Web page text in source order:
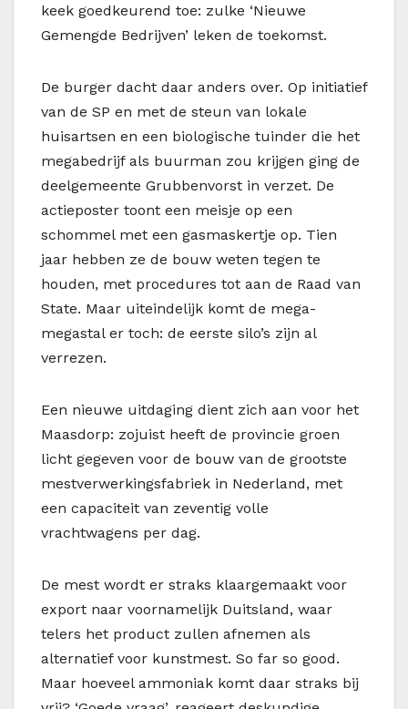
keek goedkeurend toe: zulke ‘Nieuwe
Gemengde Bedrijven’ leken de toekomst.
De burger dacht daar anders over. Op initiatief
van de SP en met de steun van lokale
huisartsen en een biologische tuinder die het
megabedrijf als buurman zou krijgen ging de
deelgemeente Grubbenvorst in verzet. De
actieposter toont een meisje op een
schommel met een gasmaskertje op. Tien
jaar hebben ze de bouw weten tegen te
houden, met procedures tot aan de Raad van
State. Maar uiteindelijk komt de mega-
megastal er toch: de eerste silo’s zijn al
verrezen.
Een nieuwe uitdaging dient zich aan voor het
Maasdorp: zojuist heeft de provincie groen
licht gegeven voor de bouw van de grootste
mestverwerkingsfabriek in Nederland, met
een capaciteit van zeventig volle
vrachtwagens per dag.
De mest wordt er straks klaargemaakt voor
export naar voornamelijk Duitsland, waar
telers het product zullen afnemen als
alternatief voor kunstmest. So far so good.
Maar hoeveel ammoniak komt daar straks bij